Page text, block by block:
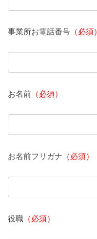
事業所お電話番号 （必須）
お名前 （必須）
お名前フリガナ （必須）
役職 （必須）